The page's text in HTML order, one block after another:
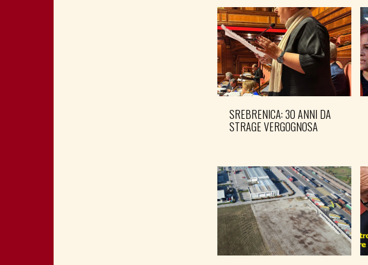
SREBRENICA: 30 ANNI DA
STRAGE VERGOGNOSA